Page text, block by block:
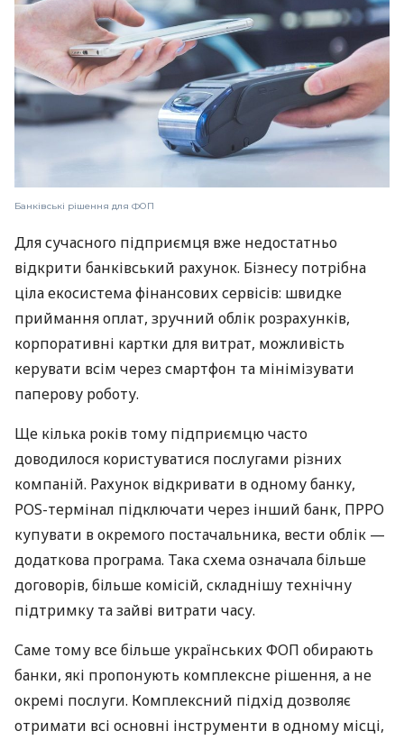
Банківські рішення для ФОП
Для сучасного підприємця вже недостатньо
відкрити банківський рахунок. Бізнесу потрібна
ціла екосистема фінансових сервісів: швидке
приймання оплат, зручний облік розрахунків,
корпоративні картки для витрат, можливість
керувати всім через смартфон та мінімізувати
паперову роботу.
Ще кілька років тому підприємцю часто
доводилося користуватися послугами різних
компаній. Рахунок відкривати в одному банку,
POS-термінал підключати через інший банк, ПРРО
купувати в окремого постачальника, вести облік —
додаткова програма. Така схема означала більше
договорів, більше комісій, складнішу технічну
підтримку та зайві витрати часу.
Саме тому все більше українських ФОП обирають
банки, які пропонують комплексне рішення, а не
окремі послуги. Комплексний підхід дозволяє
отримати всі основні інструменти в одному місці,